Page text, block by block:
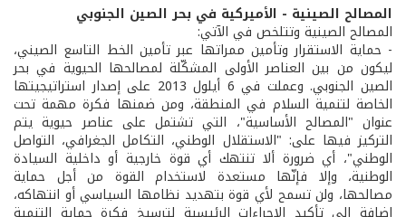
المصالح الصينية - الأميركية في بحر الصين الجنوبي
المصالح الصينية وتتلخص في الآتي:
- حماية الاستقرار وتأمين ممراتها عبر تأمين الخط التاسع الصيني،
ليكون من بين العناصر الأولى المشكّلة لمصالحها الحيوية في بحر
الصين الجنوبي. وعملت في 6 أيلول 2013 على إصدار استراتيجيتها
الخاصة لتنمية السلام في المنطقة، ومن ضمنها فكرة مهمة تحت
عنوان "المصالح الأساسية"، التي تشتمل على عناصر حيوية يتم
التركيز فيها على: "الاستقلال الوطني، التكامل الجغرافي، التواصل
الوطني"، أي ضرورة ألا تنتهك أي قوة خارجية أو داخلية السيادة
الوطنية، وإلا فإنّها مستعدة لاستخدام القوة من أجل حماية
مصالحها، ولن تسمح لأي قوة بتهديد نظامها السياسي أو انتهاكه،